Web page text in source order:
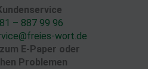
– 887 99 96
wort.de
E-Paper oder
Problemen